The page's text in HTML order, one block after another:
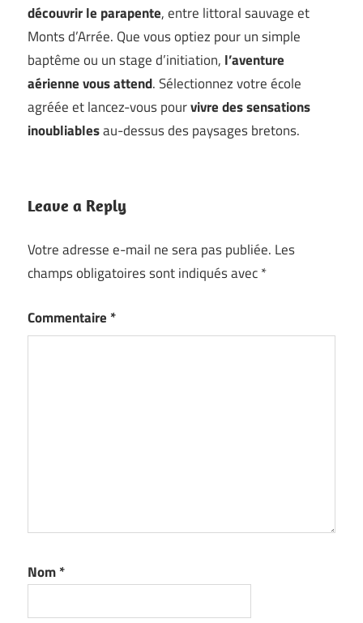
découvrir le parapente, entre littoral sauvage et
Monts d’Arrée. Que vous optiez pour un simple
baptême ou un stage d’initiation, l’aventure
aérienne vous attend. Sélectionnez votre école
agréée et lancez-vous pourvivre des sensations
inoubliablesau-dessus des paysages bretons.
Leave a Reply
Votre adresse e-mail ne sera pas publiée. Les
champs obligatoires sont indiqués avec*
Commentaire *
Nom*